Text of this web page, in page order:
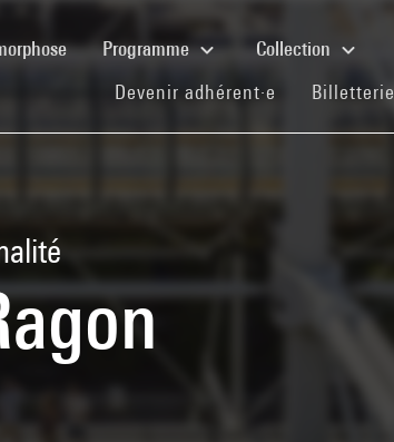
(current)Programme Collection
Devenir adhérent·e (current)
Billetterie